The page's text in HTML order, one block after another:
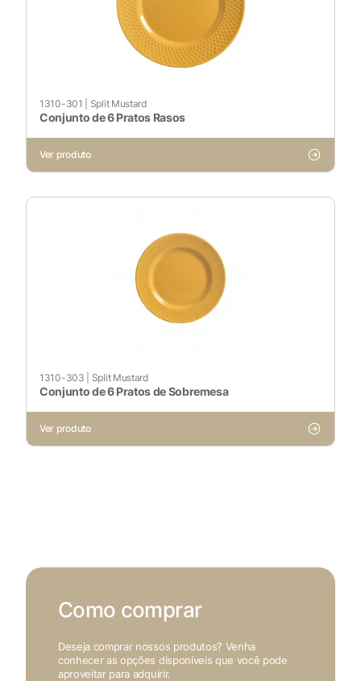
Voltar ao site
1310-301 Split Mustard
Conjunto de 6 Pratos Rasos
Ver produto
1310-303 Split Mustard
Conjunto de 6 Pratos de Sobremesa
Ver produto
Como comprar
Deseja comprar nossos produtos? Venha
conhecer as opções disponíveis que você pode
aproveitar para adquirir.
Sempre ativado
Cookies Não Necessários